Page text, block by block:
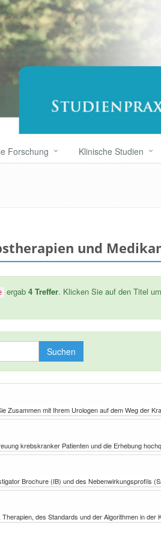
Forschung Klinische Studien
und
ergab 4 Treffer. Klicken Sie auf den Titel
Suchen
Zusammen mit Ihrem Urologen auf dem Weg der
krebskranker Patienten und die Erhebung
Brochure (IB) und des Nebenwirkungsprofils
des Standards und der Algorithmen in der